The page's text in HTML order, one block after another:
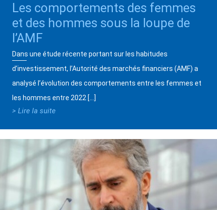
Les comportements des femmes
et des hommes sous la loupe de
l’AMF
Dans une étude récente portant sur les habitudes
d’investissement, l’Autorité des marchés financiers (AMF) a
analysé l’évolution des comportements entre les femmes et
les hommes entre 2022 […]
> Lire la suite